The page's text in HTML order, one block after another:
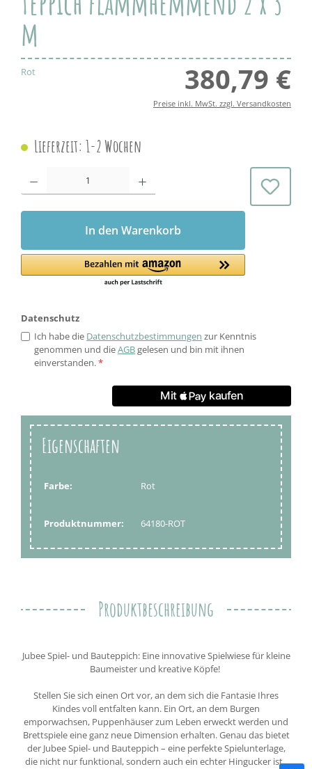
m
Rot 380,79 €
Preise inkl. MwSt. zzgl. Versandkosten
Lieferzeit: 1-2 Wochen
Produkt Anzahl: Gib den gewünschten Wert ein oder benutze die
In den Warenkorb
Datenschutz
Ich habe die Datenschutzbestimmungen zur Kenntnis
genommen und dieAGBgelesen und bin mit ihnen
einverstanden.*
Eigenschaften
Farbe: Rot
Produktnummer: 64180-ROT
Produktbeschreibung
Jubee Spiel- und Bauteppich: Eine innovative Spielwiese für kleine
Baumeister und kreative Köpfe!
Stellen Sie sich einen Ort vor, an dem sich die Fantasie Ihres
Kindes voll entfalten kann. Ein Ort, an dem Burgen
emporwachsen, Puppenhäuser zum Leben erweckt werden und
Brettspiele eine ganz neue Dimension erhalten. Genau das bietet
der Jubee Spiel- und Bauteppich – eine perfekte Spielunterlage,
die nicht nur funktional, sondern auch ein echter Hingucker ist.